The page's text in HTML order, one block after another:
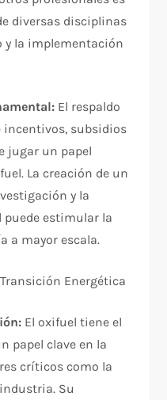
diversas disciplinas
y la implementación
El respaldo
incentivos, subsidios
jugar un papel
La creación de un
y la
estimular la
a mayor escala.
Energética
El oxifuel tiene el
papel clave en la
críticos como la
Su